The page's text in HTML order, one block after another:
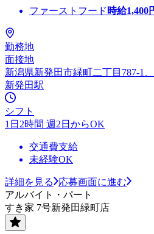
ファーストフード 時給1,400
勤務地
面接地
新潟県新発田市緑町二丁目787-1、
新発田駅
シフト
1日2時間 週2日からOK
交通費支給
未経験OK
詳細を見る
応募画面に進む
アルバイト・パート
すき家 7号新発田緑町店